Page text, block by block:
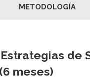
METODOLOGÍA
de
meses)